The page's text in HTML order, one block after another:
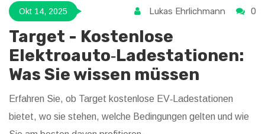
Okt 14, 2025 Lukas Ehrlichmann 0
Target - Kostenlose
Elektroauto‑Ladestationen:
Was Sie wissen müssen
Erfahren Sie, ob Target kostenlose EV‑Ladestationen
bietet, wo sie stehen, welche Bedingungen gelten und wie